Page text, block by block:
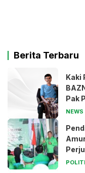
Berita Terbaru
Kaki
Pak
NEWS